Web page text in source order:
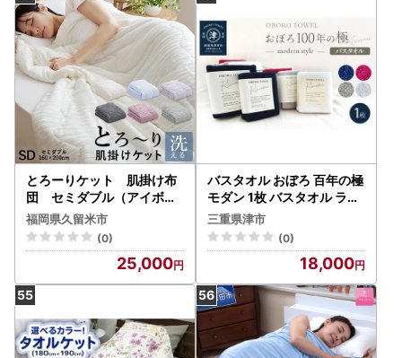
とろーりケット 肌掛け布
団 セミダブル（アイボリ
ー） 〔Qc052-iv〕
福岡県久留米市
(0)
25,000
バスタオル おぼろ 百年の極
モダン 1枚 バスタオル ラデ
ィッシュレッド
三重県津市
(0)
18,000